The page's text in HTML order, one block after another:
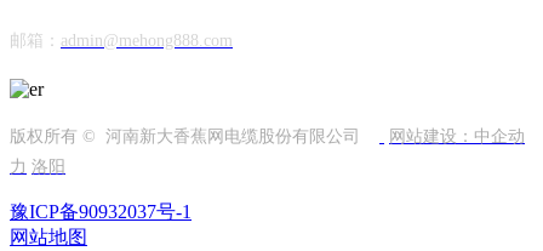
邮箱： admin@mehong888.com
版权所有 © 河南新大香蕉网电缆股份有限公司
网站建设：中企动
力 洛阳
豫ICP备90932037号-1
网站地图